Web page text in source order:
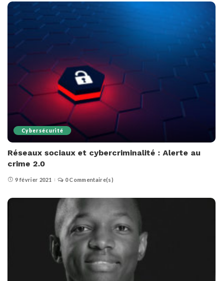
Cybersécurité
Réseaux sociaux et cybercriminalité : Alerte au
crime 2.0
9 février 2021 0 Commentaire(s)